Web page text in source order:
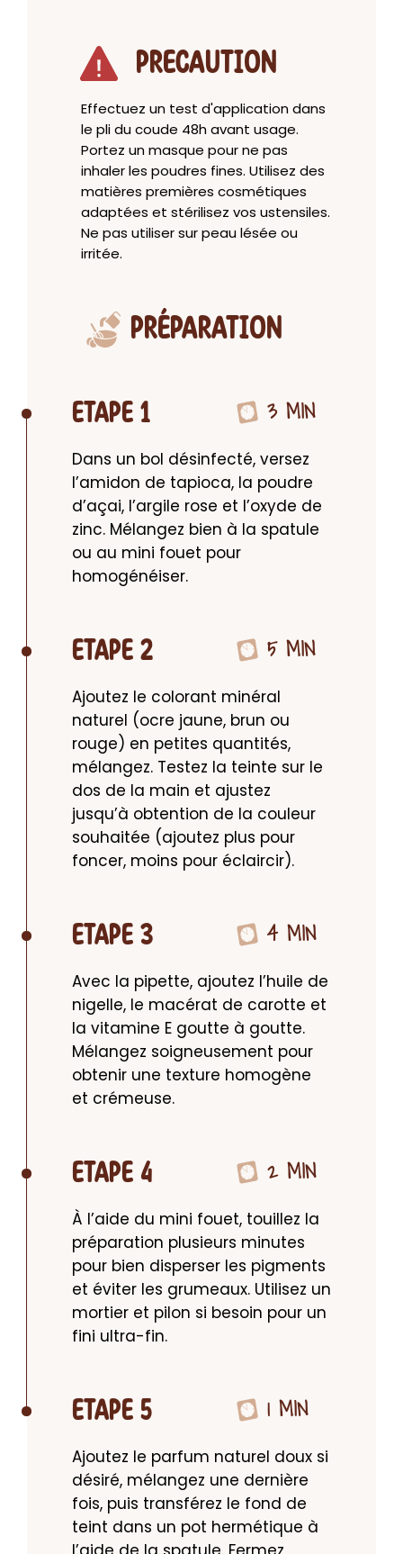
PRECAUTION
Effectuez un test d'application dans
le pli du coude 48h avant usage.
Portez un masque pour ne pas
inhaler les poudres fines. Utilisez des
matières premières cosmétiques
adaptées et stérilisez vos ustensiles.
Ne pas utiliser sur peau lésée ou
irritée.
PRÉPARATION
ETAPE 1 3 MIN
Dans un bol désinfecté, versez
l’amidon de tapioca, la poudre
d’açai, l’argile rose et l’oxyde de
zinc. Mélangez bien à la spatule
ou au mini fouet pour
homogénéiser.
ETAPE 2 5 MIN
Ajoutez le colorant minéral
naturel (ocre jaune, brun ou
rouge) en petites quantités,
mélangez. Testez la teinte sur le
dos de la main et ajustez
jusqu’à obtention de la couleur
souhaitée (ajoutez plus pour
foncer, moins pour éclaircir).
ETAPE 3 4 MIN
Avec la pipette, ajoutez l’huile de
nigelle, le macérat de carotte et
la vitamine E goutte à goutte.
Mélangez soigneusement pour
obtenir une texture homogène
et crémeuse.
ETAPE 4 2 MIN
À l’aide du mini fouet, touillez la
préparation plusieurs minutes
pour bien disperser les pigments
et éviter les grumeaux. Utilisez un
mortier et pilon si besoin pour un
fini ultra-fin.
ETAPE 5 1 MIN
Ajoutez le parfum naturel doux si
désiré, mélangez une dernière
fois, puis transférez le fond de
teint dans un pot hermétique à